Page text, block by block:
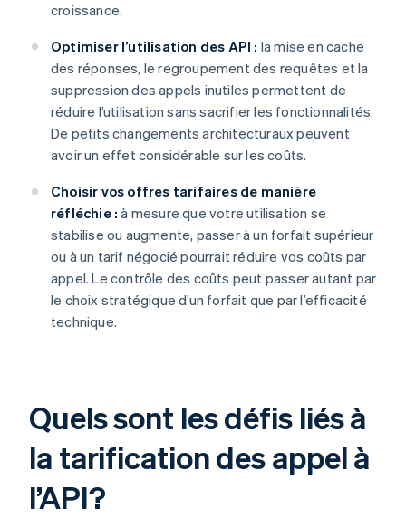
croissance.
Optimiser l’utilisation des API : la mise en cache
des réponses, le regroupement des requêtes et la
suppression des appels inutiles permettent de
réduire l’utilisation sans sacrifier les fonctionnalités.
De petits changements architecturaux peuvent
avoir un effet considérable sur les coûts.
Choisir vos offres tarifaires de manière
réfléchie : à mesure que votre utilisation se
stabilise ou augmente, passer à un forfait supérieur
ou à un tarif négocié pourrait réduire vos coûts par
appel. Le contrôle des coûts peut passer autant par
le choix stratégique d’un forfait que par l’efficacité
technique.
Quels sont les défis liés à
la tarification des appel à
l’API?